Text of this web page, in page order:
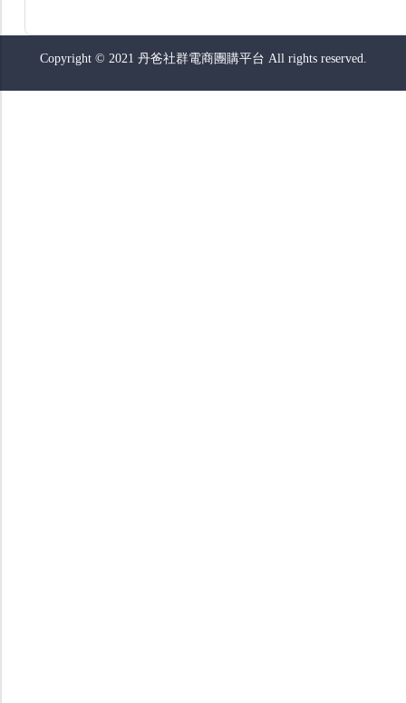
Copyright © 2021 丹爸社群電商團購平台 All rights reserved.